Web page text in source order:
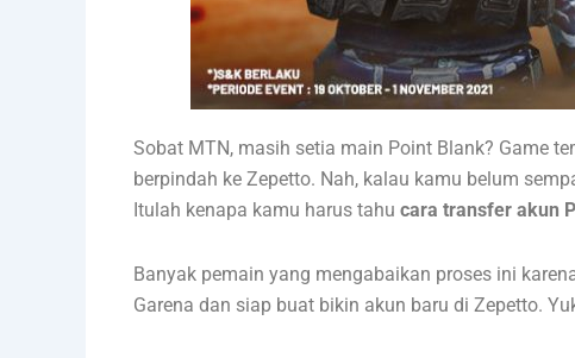
Sobat MTN, masih setia main Point Blank? Game
berpindah ke Zepetto. Nah, kalau kamu belum
Itulah kenapa kamu harus tahu cara transfer akun
Banyak pemain yang mengabaikan proses ini
Garena dan siap buat bikin akun baru di Zepetto.